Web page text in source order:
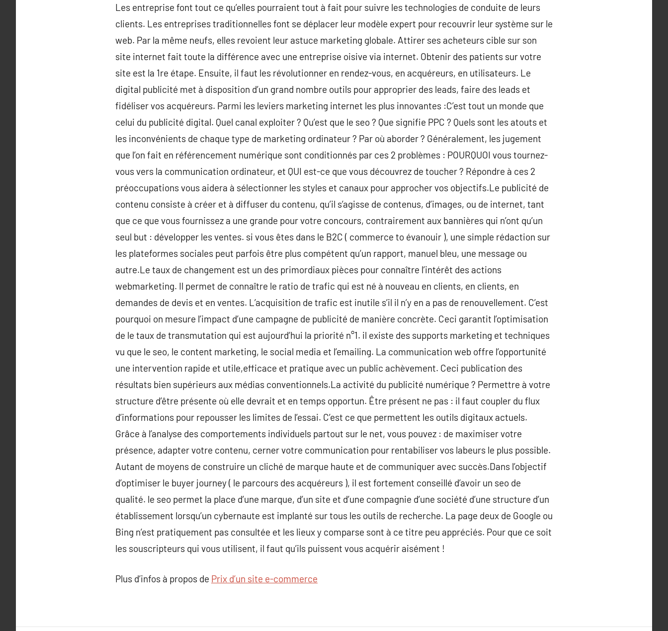
Les entreprise font tout ce qu’elles pourraient tout à fait pour suivre les technologies de conduite de leurs
clients. Les entreprises traditionnelles font se déplacer leur modèle expert pour recouvrir leur système sur le
web. Par la même neufs, elles revoient leur astuce marketing globale. Attirer ses acheteurs cible sur son
site internet fait toute la différence avec une entreprise oisive via internet. Obtenir des patients sur votre
site est la 1re étape. Ensuite, il faut les révolutionner en rendez-vous, en acquéreurs, en utilisateurs. Le
digital publicité met à disposition d’un grand nombre outils pour approprier des leads, faire des leads et
fidéliser vos acquéreurs. Parmi les leviers marketing internet les plus innovantes :C’est tout un monde que
celui du publicité digital. Quel canal exploiter ? Qu’est que le seo ? Que signifie PPC ? Quels sont les atouts et
les inconvénients de chaque type de marketing ordinateur ? Par où aborder ? Généralement, les jugement
que l’on fait en référencement numérique sont conditionnés par ces 2 problèmes : POURQUOI vous tournez-
vous vers la communication ordinateur, et QUI est-ce que vous découvrez de toucher ? Répondre à ces 2
préoccupations vous aidera à sélectionner les styles et canaux pour approcher vos objectifs.Le publicité de
contenu consiste à créer et à diffuser du contenu, qu’il s’agisse de contenus, d’images, ou de internet, tant
que ce que vous fournissez a une grande pour votre concours, contrairement aux bannières qui n’ont qu’un
seul but : développer les ventes. si vous êtes dans le B2C ( commerce to évanouir ), une simple rédaction sur
les plateformes sociales peut parfois être plus compétent qu’un rapport, manuel bleu, une message ou
autre.Le taux de changement est un des primordiaux pièces pour connaître l’intérêt des actions
webmarketing. Il permet de connaître le ratio de trafic qui est né à nouveau en clients, en clients, en
demandes de devis et en ventes. L’acquisition de trafic est inutile s’il il n’y en a pas de renouvellement. C’est
pourquoi on mesure l’impact d’une campagne de publicité de manière concrète. Ceci garantit l’optimisation
de le taux de transmutation qui est aujourd’hui la priorité n°1. il existe des supports marketing et techniques
vu que le seo, le content marketing, le social media et l’emailing. La communication web offre l’opportunité
une intervention rapide et utile,efficace et pratique avec un public achèvement. Ceci publication des
résultats bien supérieurs aux médias conventionnels.La activité du publicité numérique ? Permettre à votre
structure d’être présente où elle devrait et en temps opportun. Être présent ne pas : il faut coupler du flux
d’informations pour repousser les limites de l’essai. C’est ce que permettent les outils digitaux actuels.
Grâce à l’analyse des comportements individuels partout sur le net, vous pouvez : de maximiser votre
présence, adapter votre contenu, cerner votre communication pour rentabiliser vos labeurs le plus possible.
Autant de moyens de construire un cliché de marque haute et de communiquer avec succès.Dans l’objectif
d’optimiser le buyer journey ( le parcours des acquéreurs ), il est fortement conseillé d’avoir un seo de
qualité. le seo permet la place d’une marque, d’un site et d’une compagnie d’une société d’une structure d’un
établissement lorsqu’un cybernaute est implanté sur tous les outils de recherche. La page deux de Google ou
Bing n’est pratiquement pas consultée et les lieux y comparse sont à ce titre peu appréciés. Pour que ce soit
les souscripteurs qui vous utilisent, il faut qu’ils puissent vous acquérir aisément !
Plus d’infos à propos de Prix d’un site e-commerce